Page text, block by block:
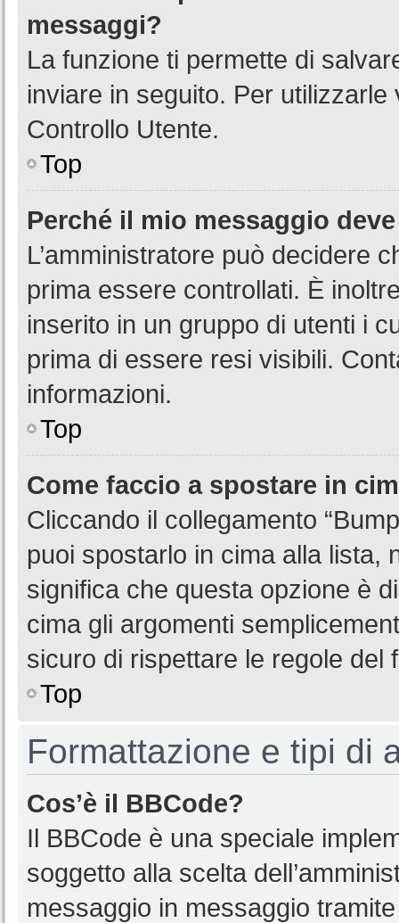
messaggi?
La funzione ti permette di
inviare in seguito. Per utilizzarle
Controllo Utente.
Top
Perché il mio messaggio
L’amministratore può decidere
prima essere controllati. È
inserito in un gruppo di utenti i
prima di essere resi visibili.
informazioni.
Top
Come faccio a spostare in
Cliccando il collegamento
puoi spostarlo in cima alla lista,
significa che questa opzione è
cima gli argomenti
sicuro di rispettare le regole del
Top
Formattazione e tipi di
Cos’è il BBCode?
Il BBCode è una speciale
soggetto alla scelta
messaggio in messaggio